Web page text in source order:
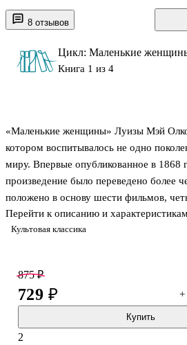
8 отзывов
Цикл: Маленькие
Книга 1 из 4
Культовая классика
«Маленькие женщины» Луизы Мэй
котором воспитывалось не одно
миру. Впервые опубликованное в
произведение было переведено более
положено в основу шести фильмов,
нескольких опер и спектаклей. В
четыре дружные, но непохожие друг на
девочки проходят непростой путь
встречаются лишения и награды,
бескорыстная помощь, ложные
В настоящем издании текст рома
Перейти к описанию и характеристикам
875 ₽
729 ₽ +
Купить
2